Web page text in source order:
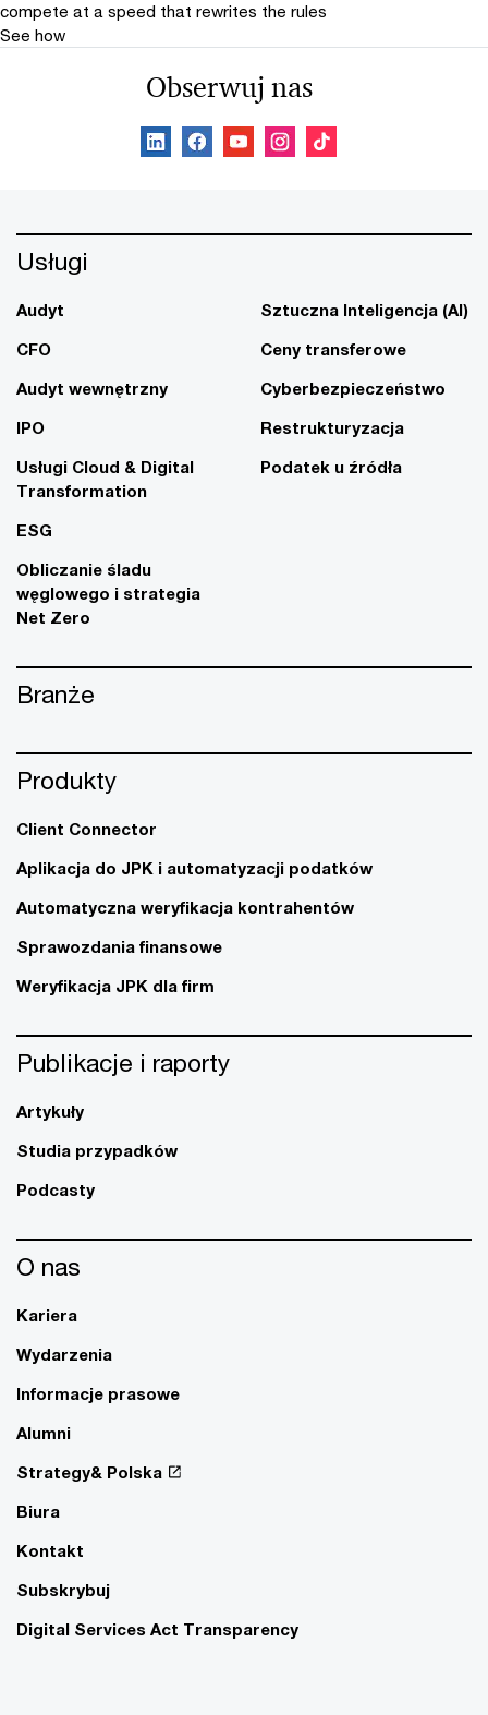
compete at a speed that rewrites the rules
See how
Obserwuj nas
Usługi
Audyt
CFO
Audyt wewnętrzny
IPO
Usługi Cloud & Digital
Transformation
ESG
Obliczanie śladu
węglowego i strategia
Net Zero
Sztuczna Inteligencja (AI)
Ceny transferowe
Cyberbezpieczeństwo
Restrukturyzacja
Podatek u źródła
Branże
Produkty
Client Connector
Aplikacja do JPK i automatyzacji podatków
Automatyczna weryfikacja kontrahentów
Sprawozdania finansowe
Weryfikacja JPK dla firm
Publikacje i raporty
Artykuły
Studia przypadków
Podcasty
O nas
Kariera
Wydarzenia
Informacje prasowe
Alumni
Strategy& Polska
Biura
Kontakt
Subskrybuj
Digital Services Act Transparency